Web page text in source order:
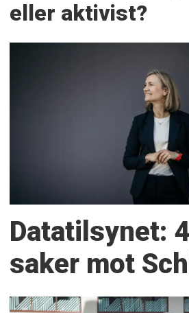
eller aktivist?
Datatilsynet:
saker mot